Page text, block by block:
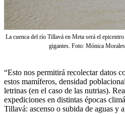
La cuenca del río Tillavá en Meta será el
gigantes. Foto: Mónica
“Esto nos permitirá recolectar datos
estos mamíferos, densidad
letrinas (en el caso de las nutrias).
expediciones en distintas épocas
Tillavá: ascenso o subida de aguas y